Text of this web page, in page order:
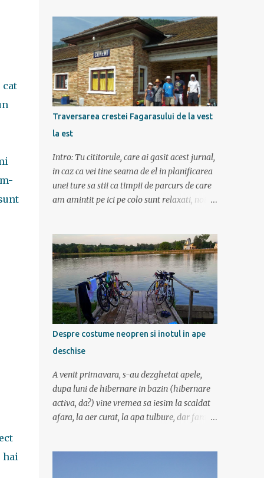
cat
hai
zile ca doar de aia e vacanta. Am plecat
sambata 30 iulie pe ruta Pitesti, Rm. Valcea,
Novaci, Ranca, Sebes, Orastie. Si cum se
putea sa plecam decat cu masina dacilor, ce-
i drept restilizata si imbunatatita, denumita
acum Dacia Logan. Ne-am inarmat cu 3-4
harti si cu un plan bine documentat de vreo
15 pagini (cine il vrea sa ridice mana sus). Am
inghesuit cu greu rucsacii, corturile, sacii de
dormit si mancarea in masina.
Traversarea crestei Fagarasului de la vest
la est
Intro: Tu cititorule, care ai gasit acest jurnal,
in caz ca vei tine seama de el in planificarea
unei ture sa stii ca timpii de parcurs de care
am amintit pe ici pe colo sunt relaxati, noi
si mancare cat pentru 5 zile. In plus de ce ne-
am fi grabit cand era asa de frumos? :) Ziua I
Dupa tura de leneveala de la mare/delta se
cuvenea ceva tare la munte, la altitudine, la
aer curat. Si unde se putea mai sus decat in
Muntii Fagaras , cea mai lunga creasta
montana din Romania si cu cele mai inalte
trei varfuri: Moldoveanu, Negoiu si Vistea
Mare. Am planuit sa parcurgem toata
creasta in 5 zile, de la vest la est. In total 70
de km. De la orele de geografie din scoala ne
aminteam ca grupa Muntilor Fagaras se
intinde intre Turnu Rosu (pe Valea Oltului) si
unde luam trenul pret de jumatate de ora
Despre costume neopren si inotul in ape
deschise
A venit primavara, s-au dezghetat apele,
dupa luni de hibernare in bazin (hibernare
activa, da?) vine vremea sa iesim la scaldat
afara, la aer curat, la apa tulbure, dar fara